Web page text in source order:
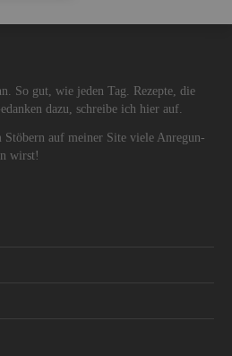
So gut, wie jeden Tag. Re­zep­te, die
dazu, schrei­be ich hier auf.
Stö­bern auf mei­ner Site viele An­re­gun­
wirst!